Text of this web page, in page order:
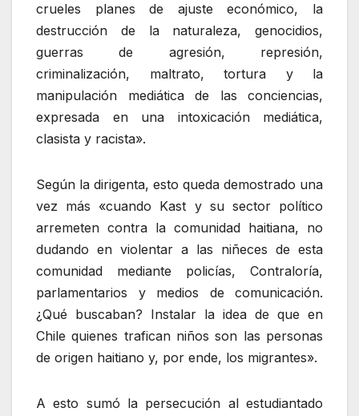
crueles planes de ajuste económico, la
destrucción de la naturaleza, genocidios,
guerras de agresión, represión,
criminalización, maltrato, tortura y la
manipulación mediática de las conciencias,
expresada en una intoxicación mediática,
clasista y racista».
Según la dirigenta, esto queda demostrado una
vez más «cuando Kast y su sector político
arremeten contra la comunidad haitiana, no
dudando en violentar a las niñeces de esta
comunidad mediante policías, Contraloría,
parlamentarios y medios de comunicación.
¿Qué buscaban? Instalar la idea de que en
Chile quienes trafican niños son las personas
de origen haitiano y, por ende, los migrantes».
A esto sumó la persecución al estudiantado